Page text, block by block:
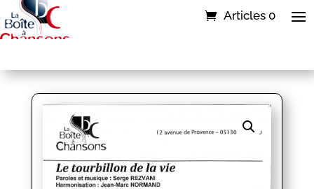
Articles 0